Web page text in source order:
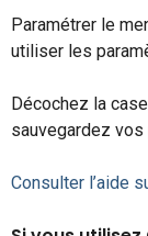
Paramétrer le
utiliser les
Décochez la
sauvegardez vos
Consulter l’aide